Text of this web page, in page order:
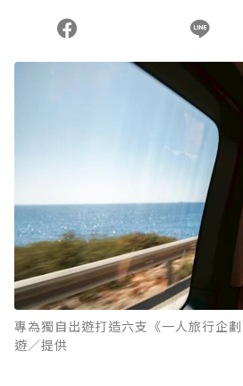
您當前剩餘 U 利點數：0點；
專為獨自出遊打造六支《一人旅行企
遊／提供